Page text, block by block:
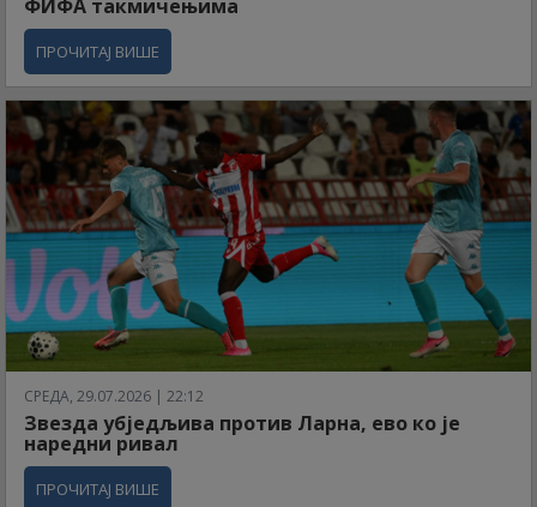
ФИФА такмичењима
ПРОЧИТАЈ ВИШЕ
СРЕДА, 29.07.2026 | 22:12
Звезда убједљива против Ларна, ево ко је
наредни ривал
ПРОЧИТАЈ ВИШЕ